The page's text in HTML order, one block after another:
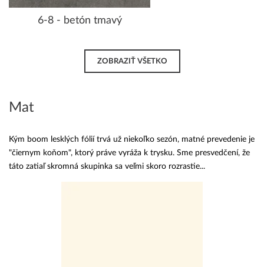
6-8 - betón tmavý
ZOBRAZIŤ VŠETKO
Mat
Kým boom lesklých fólií trvá už niekoľko sezón, matné prevedenie je
"čiernym koňom", ktorý práve vyráža k trysku. Sme presvedčení, že
táto zatiaľ skromná skupinka sa veľmi skoro rozrastie...